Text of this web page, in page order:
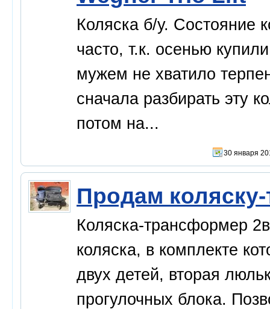
Коляска б/у. Состояние
часто, т.к. осенью
мужем не хватило
сначала разбирать эту
потом на...
30 января
Продам
Коляска-трансформер
коляска, в комплекте
двух детей, вторая
прогулочных блока.